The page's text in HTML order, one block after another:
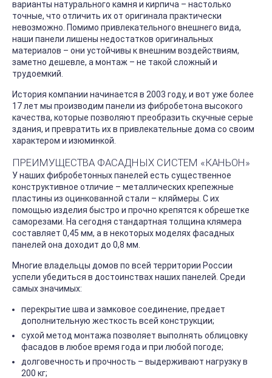
варианты натурального камня и кирпича – настолько
точные, что отличить их от оригинала практически
невозможно. Помимо привлекательного внешнего вида,
наши панели лишены недостатков оригинальных
материалов – они устойчивы к внешним воздействиям,
заметно дешевле, а монтаж – не такой сложный и
трудоемкий.
История компании начинается в 2003 году, и вот уже более
17 лет мы производим панели из фибробетона высокого
качества, которые позволяют преобразить скучные серые
здания, и превратить их в привлекательные дома со своим
характером и изюминкой.
ПРЕИМУЩЕСТВА ФАСАДНЫХ СИСТЕМ «КАНЬОН»
У наших фибробетонных панелей есть существенное
конструктивное отличие – металлических крепежные
пластины из оцинкованной стали – кляймеры. С их
помощью изделия быстро и прочно крепятся к обрешетке
саморезами. На сегодня стандартная толщина клямера
составляет 0,45 мм, а в некоторых моделях фасадных
панелей она доходит до 0,8 мм.
Многие владельцы домов по всей территории России
успели убедиться в достоинствах наших панелей. Среди
самых значимых:
перекрытие шва и замковое соединение, предает
дополнительную жесткость всей конструкции;
сухой метод монтажа позволяет выполнять облицовку
фасадов в любое время года и при любой погоде;
долговечность и прочность – выдерживают нагрузку в
200 кг;